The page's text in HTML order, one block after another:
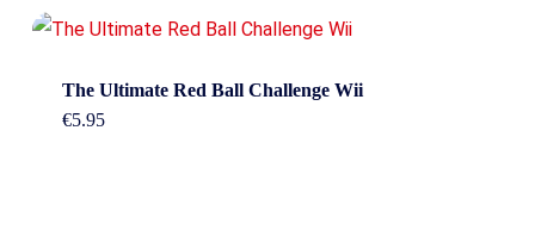
The Ultimate Red Ball Challenge Wii
€5.95